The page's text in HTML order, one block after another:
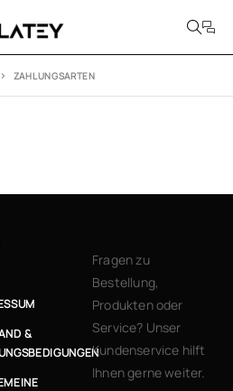
ZAHLUNGSARTEN
&
Fragen zu
Bestellung,
Produkten oder
Service? Unser
Kundenservice hilft
Ihnen gerne weiter.